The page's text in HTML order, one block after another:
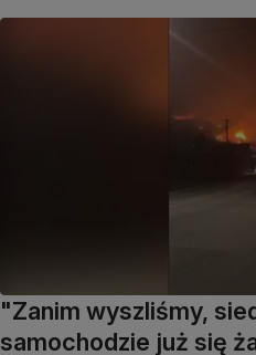
"Zanim wyszliśmy,
samochodzie już się